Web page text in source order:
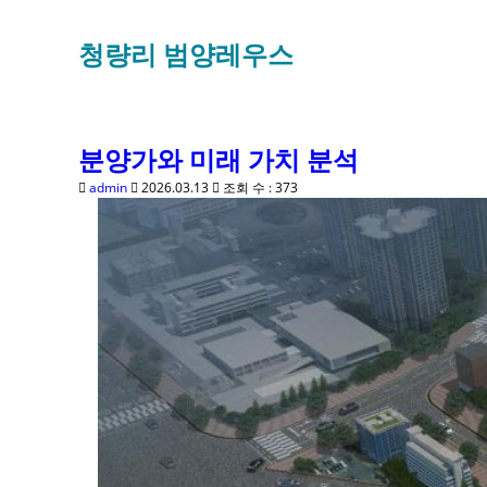
청량리 범양레우스
분양가와 미래 가치 분석
admin 2026.03.13 조회 수 : 373